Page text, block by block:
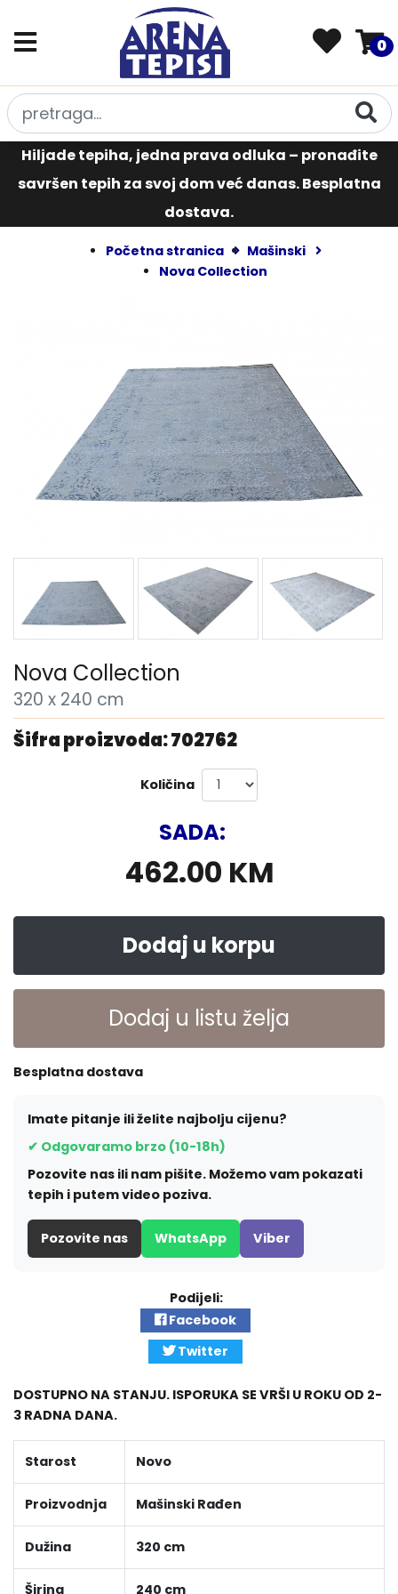
0
Hiljade tepiha, jedna prava odluka – pronađite
savršen tepih za svoj dom već danas. Besplatna
dostava.
Početna stranica
Mašinski
Nova Collection
Nova Collection
320 x 240 cm
Šifra proizvoda: 702762
Količina
SADA:
462.00 KM
Dodaj u korpu
Dodaj u listu želja
Besplatna dostava
Imate pitanje ili želite najbolju cijenu?
✔ Odgovaramo brzo (10-18h)
Pozovite nas ili nam pišite. Možemo vam pokazati
tepih i putem video poziva.
Pozovite nas WhatsApp Viber
Podijeli:
Facebook
Twitter
DOSTUPNO NA STANJU. ISPORUKA SE VRŠI U ROKU OD 2-
3 RADNA DANA.
Starost Novo
Proizvodnja Mašinski Rađen
Dužina 320 cm
Širina 240 cm